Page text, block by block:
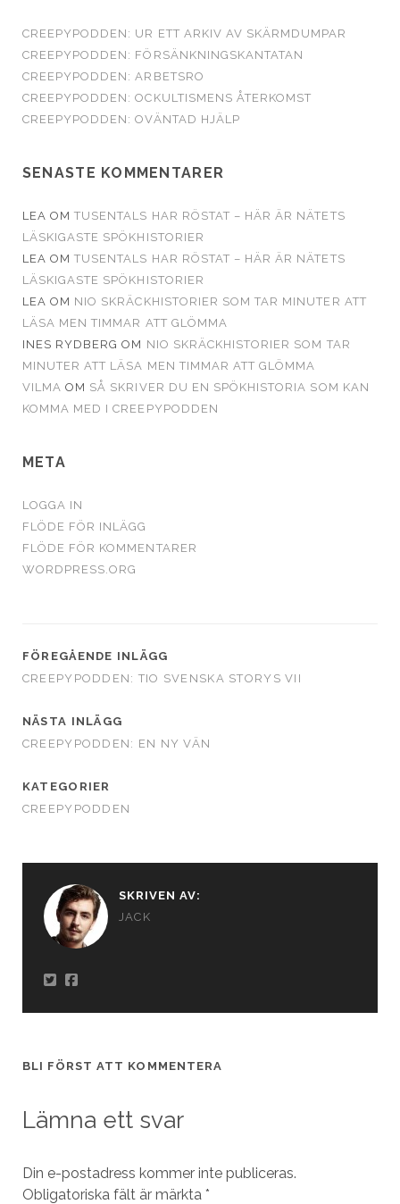
CREEPYPODDEN: UR ETT ARKIV AV SKÄRMDUMPAR
CREEPYPODDEN: FÖRSÄNKNINGSKANTATAN
CREEPYPODDEN: ARBETSRO
CREEPYPODDEN: OCKULTISMENS ÅTERKOMST
CREEPYPODDEN: OVÄNTAD HJÄLP
SENASTE KOMMENTARER
LEA OMTUSENTALS HAR RÖSTAT – HÄR ÄR NÄTETS
LÄSKIGASTE SPÖKHISTORIER
LEA OMTUSENTALS HAR RÖSTAT – HÄR ÄR NÄTETS
LÄSKIGASTE SPÖKHISTORIER
LEA OM NIO SKRÄCKHISTORIER SOM TAR MINUTER ATT
LÄSA MEN TIMMAR ATT GLÖMMA
INES RYDBERG OM NIO SKRÄCKHISTORIER SOM TAR
MINUTER ATT LÄSA MEN TIMMAR ATT GLÖMMA
VILMA OM SÅ SKRIVER DU EN SPÖKHISTORIA SOM KAN
KOMMA MED I CREEPYPODDEN
META
LOGGA IN
FLÖDE FÖR INLÄGG
FLÖDE FÖR KOMMENTARER
WORDPRESS.ORG
FÖREGÅENDE INLÄGG
CREEPYPODDEN: TIO SVENSKA STORYS VII
NÄSTA INLÄGG
CREEPYPODDEN: EN NY VÄN
KATEGORIER
CREEPYPODDEN
SKRIVEN AV:
JACK
BLI FÖRST ATT KOMMENTERA
Lämna ett svar
Din e-postadress kommer inte publiceras.
Obligatoriska fält är märkta *